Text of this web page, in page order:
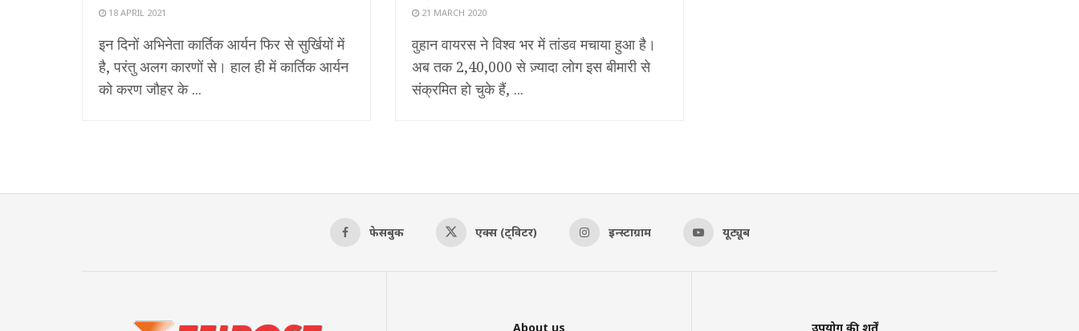
18 APRIL 2021
इन दिनों अभिनेता कार्तिक आर्यन फिर से सुर्खियों में
है, परंतु अलग कारणों से। हाल ही में कार्तिक आर्यन
को करण जौहर के ...
21 MARCH 2020
वुहान वायरस ने विश्व भर में तांडव मचाया हुआ है।
अब तक 2,40,000 से ज़्यादा लोग इस बीमारी से
संक्रमित हो चुके हैं, ...
फेसबुक एक्स (ट्विटर) इन्स्टाग्राम यूट्यूब
About us उपयोग की शर्तें